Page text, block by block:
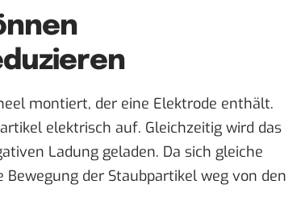
montiert, der eine Elektrode enthält.
elektrisch auf. Gleichzeitig wird das
Ladung geladen. Da sich gleiche
der Staubpartikel weg von den